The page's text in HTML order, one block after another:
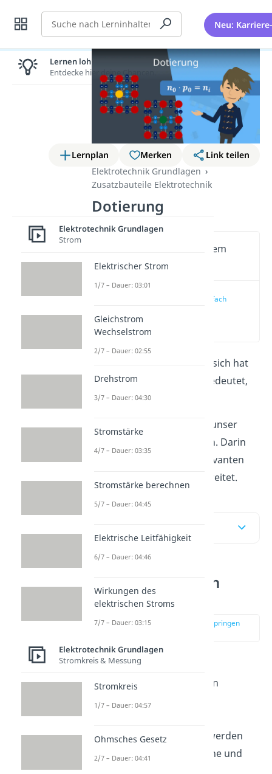
Suche Neu:
Lernplan Merken
Link teilen
Elektrotechnik Grundlagen
Zusatzbauteile Elektrotechnik
Dotierung
Wichtige Inhalte in diesem
Video
Dotierung einfach
auf sich hat
und was das überhaupt bedeutet,
dass erfährst du hier.
Schau auf jeden Fall noch unser
zu diesem Thema an. Darin
haben wir für dich die relevanten
Inhalte audiovisuell aufbereitet.
Dotierung einfach
erklärt
zur Stelle im Video springen
Dotierenbeschreibt das
absichtliche Einbringen von
Fremdatomen, oder auch
Halbleiterkristall
. Damit werden
dessen elektrische, optische und
Lernen lohnt sich!
Entdecke hier deine Chancen.
Elektrotechnik Grundlagen
Strom
Elektrischer Strom
1/7 – Dauer: 03:01
Gleichstrom
Wechselstrom
2/7 – Dauer: 02:55
Drehstrom
3/7 – Dauer: 04:30
Stromstärke
4/7 – Dauer: 03:35
Stromstärke berechnen
5/7 – Dauer: 04:45
Elektrische Leitfähigkeit
6/7 – Dauer: 04:46
Wirkungen des
elektrischen Stroms
7/7 – Dauer: 03:15
Elektrotechnik Grundlagen
Stromkreis & Messung
Stromkreis
1/7 – Dauer: 04:57
Ohmsches Gesetz
2/7 – Dauer: 04:41